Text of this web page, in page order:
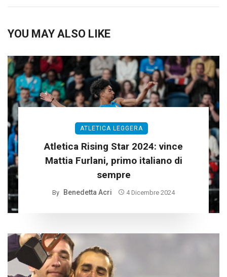
YOU MAY ALSO LIKE
ATLETICA LEGGERA
Atletica Rising Star 2024: vince
Mattia Furlani, primo italiano di
sempre
By Benedetta Acri 4 Dicembre 2024